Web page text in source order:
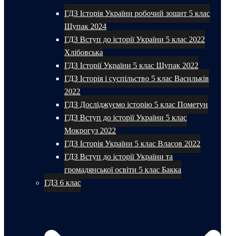
ГДЗ Історія України робочий зошит 5 клас
Щупак 2024
ГДЗ Вступ до історії України 5 клас 2022
Хлібовська
ГДЗ Історії України 5 клас Щупак 2022
ГДЗ Історія і суспільство 5 клас Васильків
2022
ГДЗ Досліджуємо історію 5 клас Пометун
ГДЗ Вступ до історії України 5 клас
Мокрогуз 2022
ГДЗ Історія України 5 клас Власов 2022
ГДЗ Вступ до історії України та
громадянської освіти 5 клас Бакка
ГДЗ 6 клас